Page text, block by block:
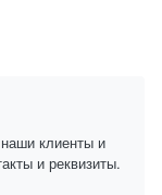
клиенты и
и реквизиты.